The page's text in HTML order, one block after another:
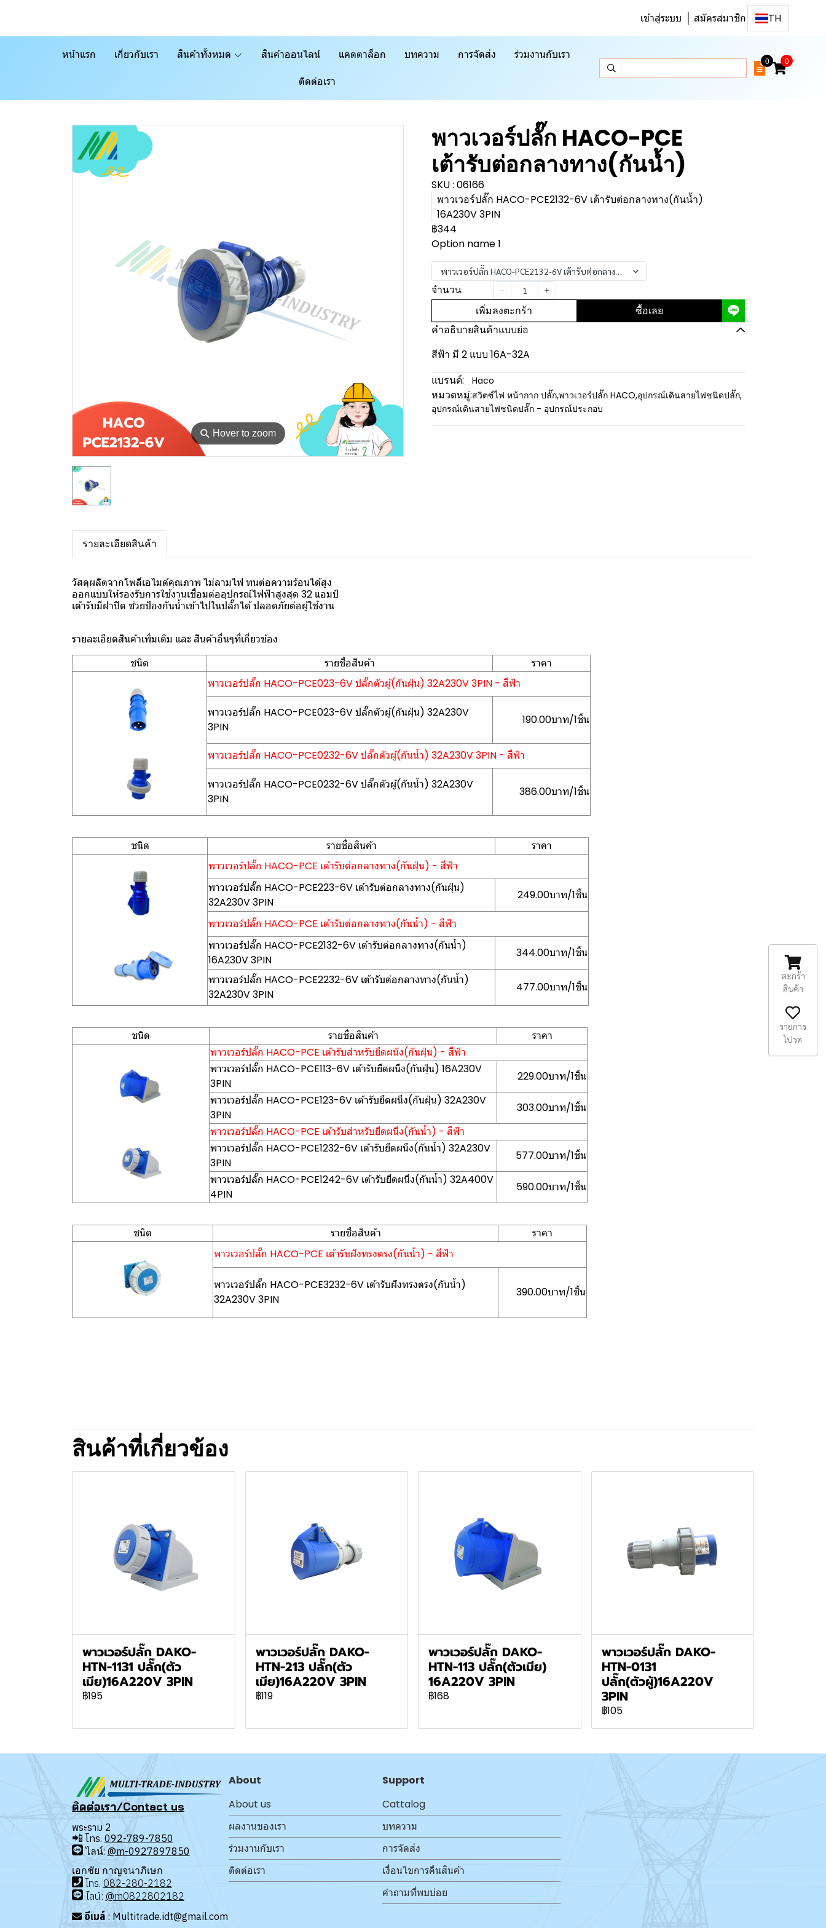
เข้าสู่ระบบ สมัครสมาชิก TH
หน้าแรก เกี่ยวกับเรา สินค้าทั้งหมด สินค้าออนไลน์ แคตตาล็อก บทความ การจัดส่ง ร่วมงานกับเรา
ติดต่อเรา
0 0
⚲ Hover to zoom
พาวเวอร์ปลั๊ก HACO-PCE
เต้ารับต่อกลางทาง(กันน้ำ)
SKU : 06166
พาวเวอร์ปลั๊ก HACO-PCE2132-6V เต้ารับต่อกลางทาง(กันน้ำ)
16A230V 3PIN
฿344
Option name 1
พาวเวอร์ปลั๊ก HACO-PCE2132-6V เต้ารับต่อกลางทาง(กันน้ำ) 16A230V 3PIN
จำนวน
เพิ่มลงตะกร้า ซื้อเลย
คำอธิบายสินค้าแบบย่อ
สีฟ้า มี 2 แบบ 16A-32A
แบรนด์:
Haco
หมวดหมู่:สวิตซ์ไฟ หน้ากาก ปลั๊ก,พาวเวอร์ปลั๊ก HACO,อุปกรณ์เดินสายไฟชนิดปลั๊ก,
อุปกรณ์เดินสายไฟชนิดปลั๊ก - อุปกรณ์ประกอบ
รายละเอียดสินค้า
วัสดุผลิตจากโพลีเอไมด์คุณภาพ ไม่ลามไฟ ทนต่อความร้อนได้สูง
ออกแบบให้รองรับการใช้งานเชื่อมต่ออุปกรณ์ไฟฟ้าสูงสุด 32 แอมป์
เต้ารับมีฝาปิด ช่วยป้องกันน้ำเข้าไปในปลั๊กได้ ปลอดภัยต่อผู้ใช้งาน
รายละเอียดสินค้าเพิ่มเติม และ สินค้าอื่นๆที่เกี่ยวข้อง
ชนิด
รายชื่อสินค้า
ราคา
พาวเวอร์ปลั๊ก HACO-PCE023-6V ปลั๊กตัวผู้(กันฝุ่น) 32A230V 3PIN - สีฟ้า
พาวเวอร์ปลั๊ก HACO-PCE023-6V ปลั๊กตัวผู้(กันฝุ่น) 32A230V
3PIN
190.00บาท/1ชิ้น
พาวเวอร์ปลั๊ก HACO-PCE0232-6V ปลั๊กตัวผู้(กันน้ำ) 32A230V 3PIN - สีฟ้า
พาวเวอร์ปลั๊ก HACO-PCE0232-6V ปลั๊กตัวผู้(กันน้ำ) 32A230V
3PIN
386.00บาท/1ชิ้น
ชนิด รายชื่อสินค้า
ราคา
พาวเวอร์ปลั๊ก HACO-PCE เต้ารับต่อกลางทาง(กันฝุ่น) - สีฟ้า
พาวเวอร์ปลั๊ก HACO-PCE223-6V เต้ารับต่อกลางทาง(กันฝุ่น)
32A230V 3PIN
249.00บาท/1ชิ้น
พาวเวอร์ปลั๊ก HACO-PCE เต้ารับต่อกลางทาง(กันน้ำ) - สีฟ้า
พาวเวอร์ปลั๊ก HACO-PCE2132-6V เต้ารับต่อกลางทาง(กันน้ำ)
16A230V 3PIN
344.00บาท/1ชิ้น
พาวเวอร์ปลั๊ก HACO-PCE2232-6V เต้ารับต่อกลางทาง(กันน้ำ)
32A230V 3PIN
477.00บาท/1ชิ้น
ชนิด รายชื่อสินค้า
ราคา
พาวเวอร์ปลั๊ก HACO-PCE เต้ารับสำหรับยึดผนัง(กันฝุ่น) - สีฟ้า
พาวเวอร์ปลั๊ก HACO-PCE113-6V เต้ารับยึดผนึง(กันฝุ่น) 16A230V
3PIN
229.00บาท/1ชิ้น
พาวเวอร์ปลั๊ก HACO-PCE123-6V เต้ารับยึดผนึง(กันฝุ่น) 32A230V
3PIN
303.00บาท/1ชิ้น
พาวเวอร์ปลั๊ก HACO-PCE เต้ารับสำหรับยึดผนึง(กันน้ำ) - สีฟ้า
พาวเวอร์ปลั๊ก HACO-PCE1232-6V เต้ารับยึดผนึง(กันน้ำ) 32A230V
3PIN
577.00บาท/1ชิ้น
พาวเวอร์ปลั๊ก HACO-PCE1242-6V เต้ารับยึดผนึง(กันน้ำ) 32A400V
4PIN
590.00บาท/1ชิ้น
ชนิด รายชื่อสินค้า
ราคา
พาวเวอร์ปลั๊ก HACO-PCE เต้ารับฝังทรงตรง(กันน้ำ) - สีฟ้า
พาวเวอร์ปลั๊ก HACO-PCE3232-6V เต้ารับฝังทรงตรง(กันน้ำ)
32A230V 3PIN
390.00บาท/1ชิ้น
สินค้าที่เกี่ยวข้อง
พาวเวอร์ปลั๊ก DAKO-
HTN-1131 ปลั๊ก(ตัว
เมีย)16A220V 3PIN
฿195
พาวเวอร์ปลั๊ก DAKO-
HTN-213 ปลั๊ก(ตัว
เมีย)16A220V 3PIN
฿119
พาวเวอร์ปลั๊ก DAKO-
HTN-113 ปลั๊ก(ตัวเมีย)
16A220V 3PIN
฿168
พาวเวอร์ปลั๊ก DAKO-
HTN-0131
ปลั๊ก(ตัวผู้)16A220V
3PIN
฿105
ติดต่อเรา/Contact us
พระราม 2
📲 โทร. 092-789-7850
ไลน์: @m-0927897850
เอกชัย กาญจนาภิเษก
โทร. 082-280-2182
ไลน์: @m0822802182
อีเมล์ : Multitrade.idt@gmail.com
About
About us
ผลงานของเรา
ร่วมงานกับเรา
ติดต่อเรา
Support
Cattalog
บทความ
การจัดส่ง
เงื่อนไขการคืนสินค้า
คำถามที่พบบ่อย
ตะกร้า
สินค้า
รายการ
โปรด